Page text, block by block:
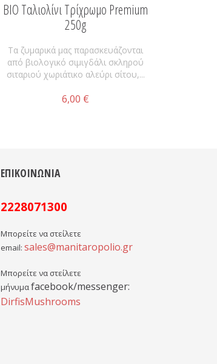
BIO Ταλιολίνι Τρίχρωμο Premium
250g
Τα ζυμαρικά μας παρασκευάζονται
από βιολογικό σιμιγδάλι σκληρού
σιταριού χωριάτικο αλεύρι σίτου,...
6,00 €
ΕΠΙΚΟΙΝΩΝΙΑ
2228071300
Μπορείτε να στείλετε
email: sales@manitaropolio.gr
Μπορείτε να στείλετε
μήνυμαfacebook/messenger:
DirfisMushrooms